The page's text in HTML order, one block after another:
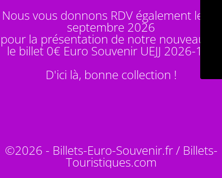
Nous vous donnons RDV également le 14
septembre 2026
pour la présentation de notre nouveauté :
le billet 0€ Euro Souvenir UEJJ 2026-10
D'ici là, bonne collection !
©2026 - Billets-Euro-Souvenir.fr / Billets-
Touristiques.com